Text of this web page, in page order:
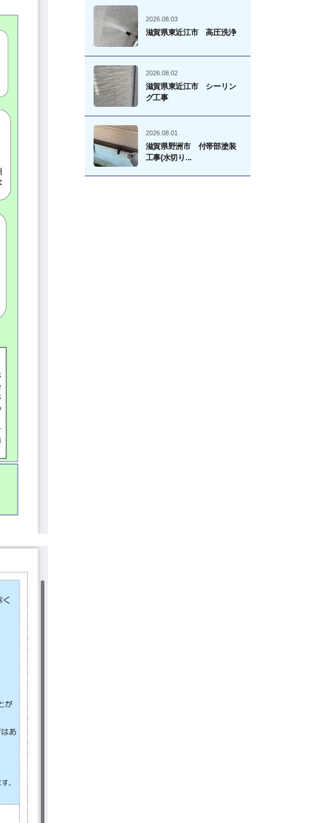
2026.08.03
滋賀県東近江市 高圧洗浄
2026.08.02
滋賀県東近江市 シーリン
グ工事
2026.08.01
滋賀県野洲市 付帯部塗装
工事(水切り...